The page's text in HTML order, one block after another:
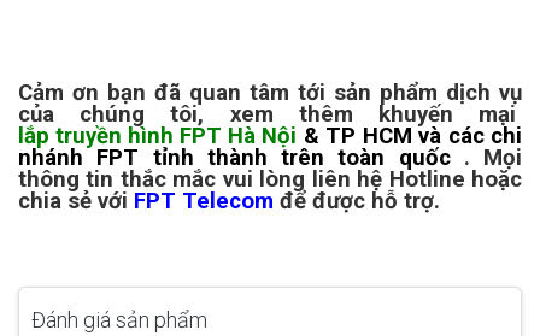
Cảm ơn bạn đã quan tâm tới sản phẩm dịch vụ
của chúng tôi, xem thêm khuyến mại
lắp truyền hình FPT Hà Nội & TP HCM và các chi
nhánh FPT tỉnh thành trên toàn quốc . Mọi
thông tin thắc mắc vui lòng liên hệ Hotline hoặc
chia sẻ với FPT Telecom để được hỗ trợ.
Đánh giá sản phẩm